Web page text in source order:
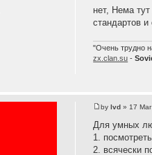
нет, Нема
стандартов
"Очень трудно
zx.clan.su -
bylvd » 17
Для умных
1.
2. всячески